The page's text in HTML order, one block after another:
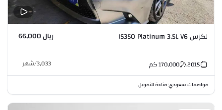
لكزس IS350 Platinum 3.5L V6 ريال 66,000
2015
170,000كم 3,033
/شهر
مواصفات سعودي•متاحة للتمويل